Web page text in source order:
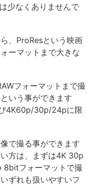
少なくありませんで
、ProResという映画
ーマットまで大きな
フォーマットまで撮
いう事ができます
4K60p/30p/24pに限
で撮る事ができます
方は、まずは4K 30p
8bitフォーマットで撮
ずれも扱いやすいフ